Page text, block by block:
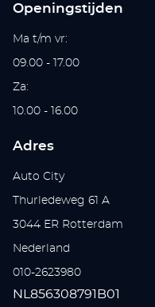
Openingstijden
Ma t/m vr:
09.00 - 17.00
Za:
10.00 - 16.00
Adres
Auto City
Thurledeweg 61 A
3044 ER Rotterdam
Nederland
010-2623980
NL856308791B01